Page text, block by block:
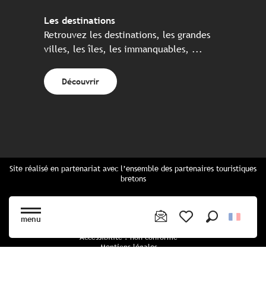
menu
Les destinations
Retrouvez les destinations, les grandes
villes, les îles, les immanquables, ...
Découvrir
Site réalisé en partenariat avec l’ensemble des partenaires touristiques
bretons
Cartes Bretagne & brochures
Accessibilité : non conforme
Mentions légales